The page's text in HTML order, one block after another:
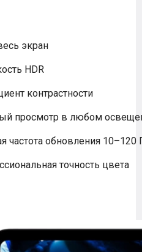
экран
HDR
контрастности
просмотр в любом
частота обновления 10–120
точность цвета